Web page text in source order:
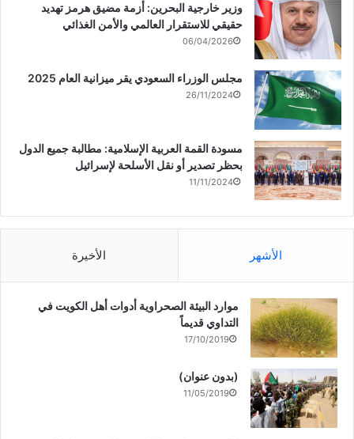
وزير خارجية البحرين: أزمة مضيق هرمز تهديد
حقيقي للاستقرار العالمي والأمن الغذائي
06/04/2026
مجلس الوزراء السعودي يقر ميزانية العام 2025
26/11/2024
مسودة القمة العربية الإسلامية: مطالبة جميع الدول
بحظر تصدير أو نقل الأسلحة لإسرائيل
11/11/2024
الأشهر الأخيرة
موارد البيئة الصحراوية أدوات أهل الكويت في
التداوي قديماً
17/10/2019
(بدون عنوان)
11/05/2019